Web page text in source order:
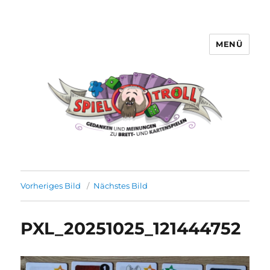
MENÜ
Vorheriges Bild Nächstes Bild
PXL_20251025_121444752